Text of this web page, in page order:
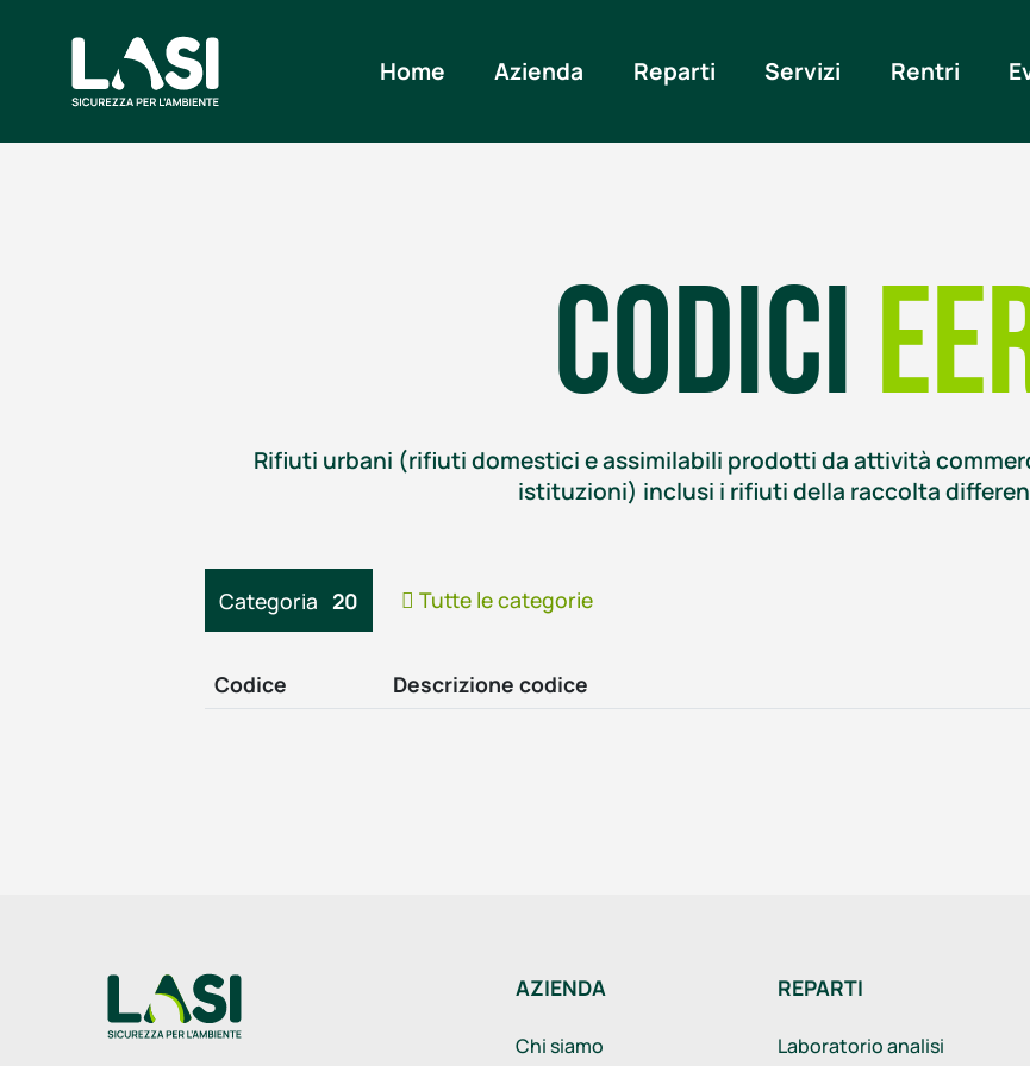
Home Azienda Reparti Servizi Rentri
Codici
Rifiuti urbani (rifiuti domestici e assimilabili prodotti da attività
istituzioni) inclusi i rifiuti della raccolta
Categoria 20 Tutte le categorie
Codice Descrizione codice
AZIENDA
Chi siamo
REPARTI
Laboratorio analisi